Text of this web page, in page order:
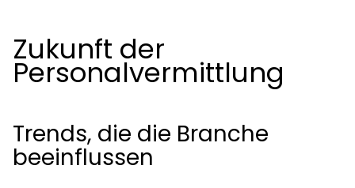
Zukunft der
Personalvermittlung
Trends, die die Branche
beeinflussen